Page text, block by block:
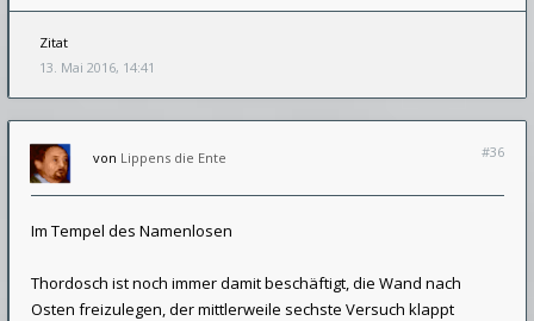
Zitat
13. Mai 2016, 14:41
#36
von Lippens die Ente
Im Tempel des Namenlosen
Thordosch ist noch immer damit beschäftigt, die Wand nach
Osten freizulegen, der mittlerweile sechste Versuch klappt